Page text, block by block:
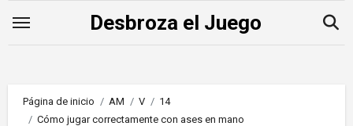
Desbroza el Juego
Página de inicio AM V
14
Cómo jugar correctamente con ases en mano